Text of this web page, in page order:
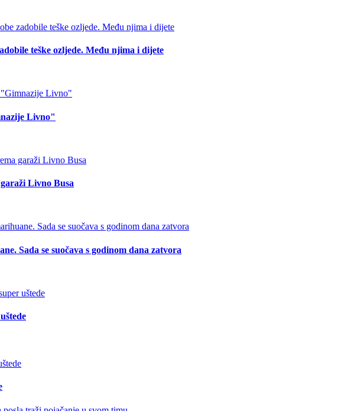
teške ozljede. Među njima i dijete
Livno"
Livno Busa
Sada se suočava s godinom dana zatvora